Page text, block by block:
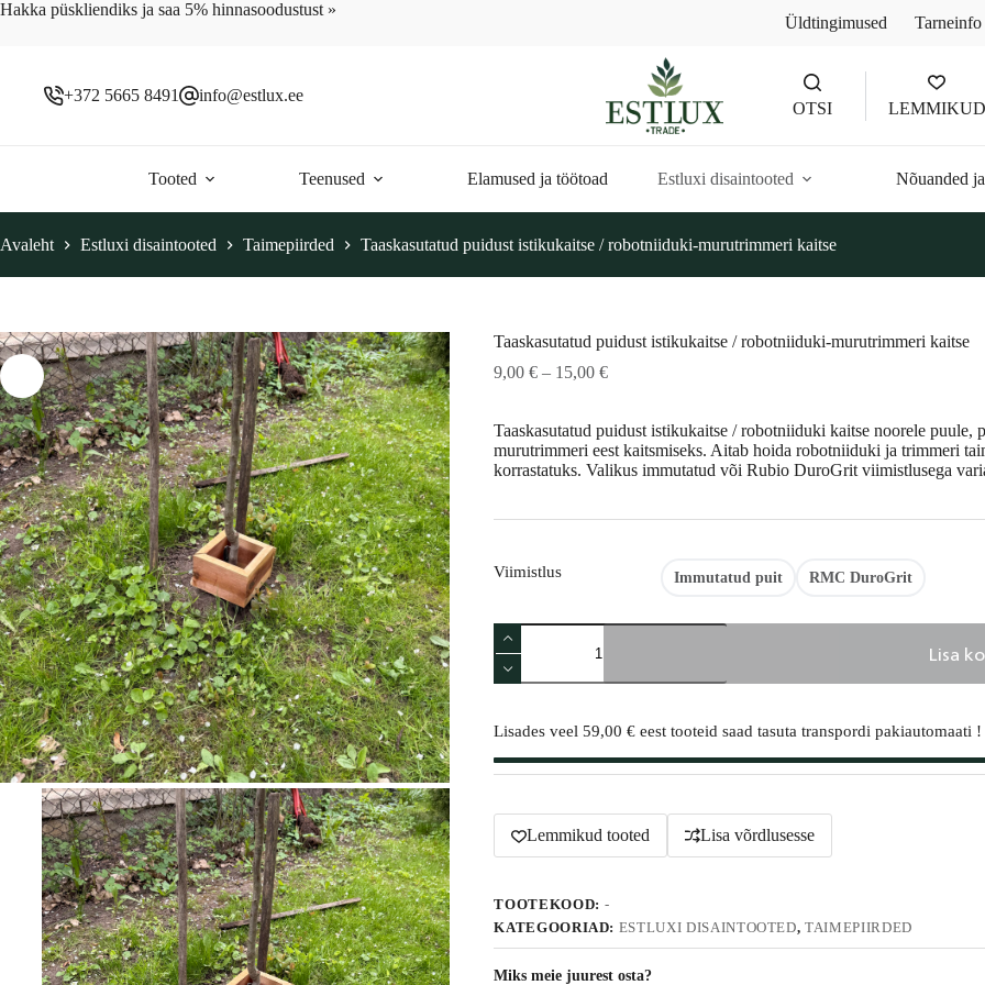
Skip
Hakka püskliendiks ja saa 5% hinnasoodustust »
Üldtingimused Tarneinfo
+372 5665 8491 info@estlux.ee
OTSI LEMMIKUD
Tooted Teenused Elamused ja töötoad Estluxi disaintooted Nõuanded
Avaleht Estluxi disaintooted Taimepiirded Taaskasutatud puidust istikukaitse / robotniiduki-murutrimmeri kaitse
Taaskasutatud puidust istikukaitse / robotniiduki-murutrimmeri kaitse
9,00€ – 15,00€Hinnavahemik:
15,00 €
Taaskasutatud puidust istikukaitse / robotniiduki kaitse noorele puule,
murutrimmeri eest kaitsmiseks. Aitab hoida robotniiduki ja trimmeri
korrastatuks. Valikus immutatud või Rubio DuroGrit viimistlusega
Viimistlus Immutatud puit RMC DuroGrit
Taaskasutatud
puidust
istikukaitse
/
murutrimmeri
kogus
Lisa
t
e
r
a
i
:
Lisades veel59,00€ eest tooteid saad tasuta transpordi pakiautomaati !
Lemmikud tooted Lisa võrdlusesse
TOOTEKOOD: -
KATEGOORIAD: ESTLUXI DISAINTOOTED,TAIMEPIIRDED
Miks meie juurest osta?